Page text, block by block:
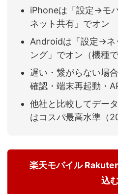
iPhoneは「設定→モ
ネット共有」でオン
Androidは「設定→ネ
ング」でオン（機種で
遅い・繋がらない場
確認・端末再起動・
他社と比較してデー
はコスパ最高水準（
楽天モバイル
込